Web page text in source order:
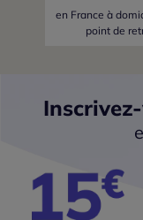
en France à
point de